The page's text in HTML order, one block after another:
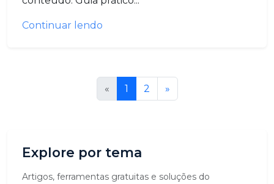
Continuar lendo
« 1 2 »
Explore por tema
Artigos, ferramentas gratuitas e soluções do